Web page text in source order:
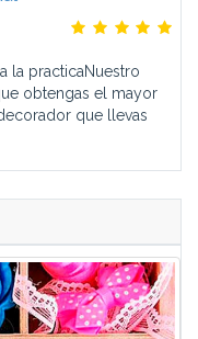
la practicaNuestro
obtengas el mayor
que llevas